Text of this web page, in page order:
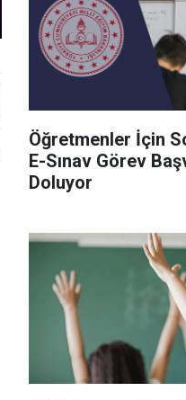
Öğretmenler İçin
E-Sınav Görev
Doluyor